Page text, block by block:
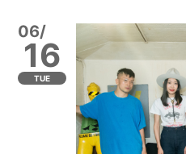
06/
16
TUE